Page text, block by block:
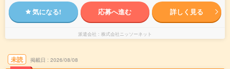
気になる! 応募へ進む 詳しく見る
派遣会社 株式会社ニッソーネット
未読 掲載日 2026/08/08